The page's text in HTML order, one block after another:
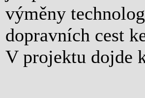
výměny
dopravních cest
V projektu dojde